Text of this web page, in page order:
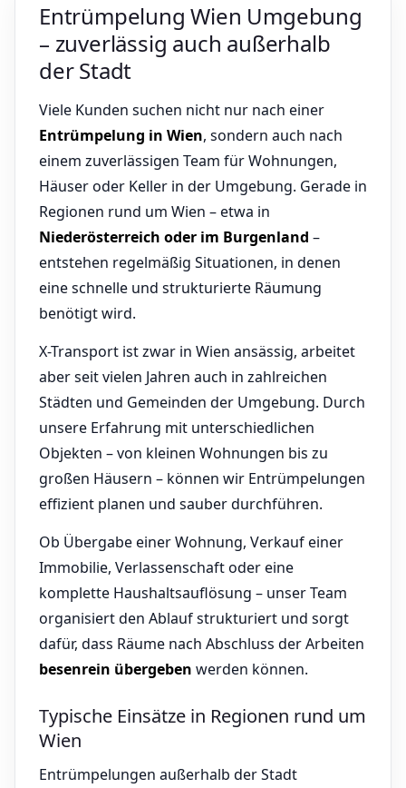
Entrümpelung Wien Umgebung
– zuverlässig auch außerhalb
der Stadt
Viele Kunden suchen nicht nur nach einer
Entrümpelung in Wien, sondern auch nach
einem zuverlässigen Team für Wohnungen,
Häuser oder Keller in der Umgebung. Gerade in
Regionen rund um Wien – etwa in
Niederösterreich oder im Burgenland –
entstehen regelmäßig Situationen, in denen
eine schnelle und strukturierte Räumung
benötigt wird.
X-Transport ist zwar in Wien ansässig, arbeitet
aber seit vielen Jahren auch in zahlreichen
Städten und Gemeinden der Umgebung. Durch
unsere Erfahrung mit unterschiedlichen
Objekten – von kleinen Wohnungen bis zu
großen Häusern – können wir Entrümpelungen
effizient planen und sauber durchführen.
Ob Übergabe einer Wohnung, Verkauf einer
Immobilie, Verlassenschaft oder eine
komplette Haushaltsauflösung – unser Team
organisiert den Ablauf strukturiert und sorgt
dafür, dass Räume nach Abschluss der Arbeiten
besenrein übergeben werden können.
Typische Einsätze in Regionen rund um
Wien
Entrümpelungen außerhalb der Stadt